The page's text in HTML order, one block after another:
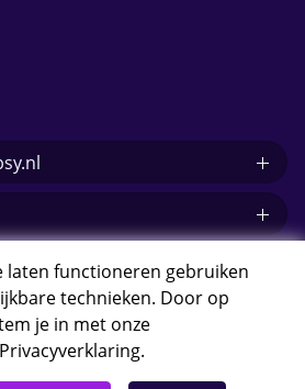
laten functioneren gebruiken
technieken. Door op
je in met onze
Privacyverklaring.